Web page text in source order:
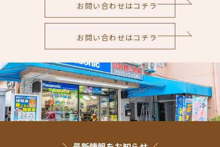
お問い合わせはコチラ
お問い合わせはコチラ